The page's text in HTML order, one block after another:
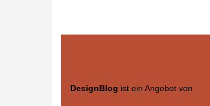
DesignBlog ist ein Angebot von